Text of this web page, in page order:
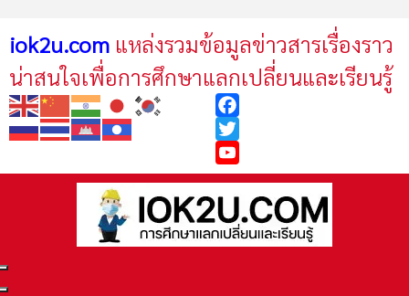
iok2u.com แหล่งรวมข้อมูลข่าวสารเรื่องราว
น่าสนใจเพื่อการศึกษาแลกเปลี่ยนและเรียนรู้
Facebook
Twitter
YouTube